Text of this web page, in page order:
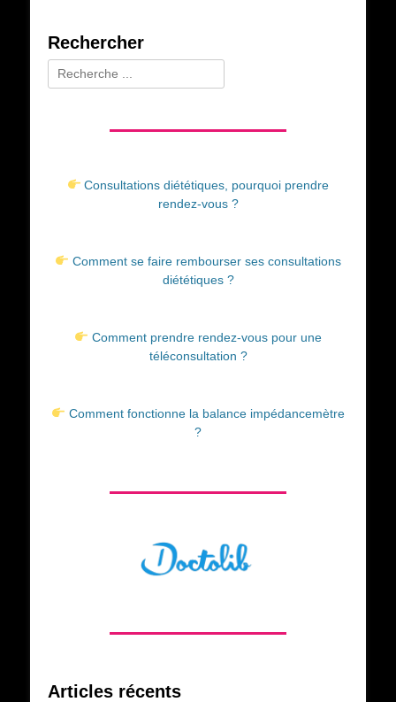
Rechercher
Rechercher :
Consultations diététiques, pourquoi prendre
rendez-vous ?
Comment se faire rembourser ses consultations
diététiques ?
Comment prendre rendez-vous pour une
téléconsultation ?
Comment fonctionne la balance impédancemètre
?
Articles récents